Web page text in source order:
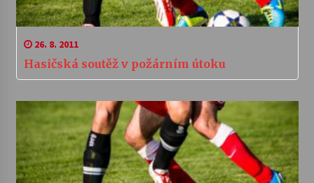
26. 8. 2011
Hasičská soutěž v požárním útoku